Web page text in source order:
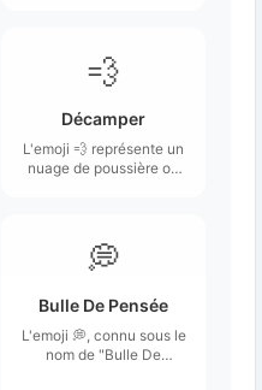
💨
Décamper
L'emoji 💨 représente un
nuage de poussière ou
qui s'éloigne
rapidement.
💭
Bulle De Pensée
L'emoji 💭, connu sous le
nom de "Bulle De